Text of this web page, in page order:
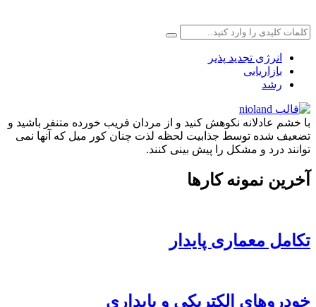
انرژی تجدید پذیر
بازاریابی
رشد
با خشم عادلانه نکوهش کنید و از مردان فریب خورده متنفر باشید و
تضعیف شده توسط جذابیت لحظه لذت چنان کور میل که آنها نمی
توانند درد و مشکل را پیش بینی کنند.
آخرین نمونه کارها
تکامل معماری پایدار
خودروهای الکتریکی و پایداری